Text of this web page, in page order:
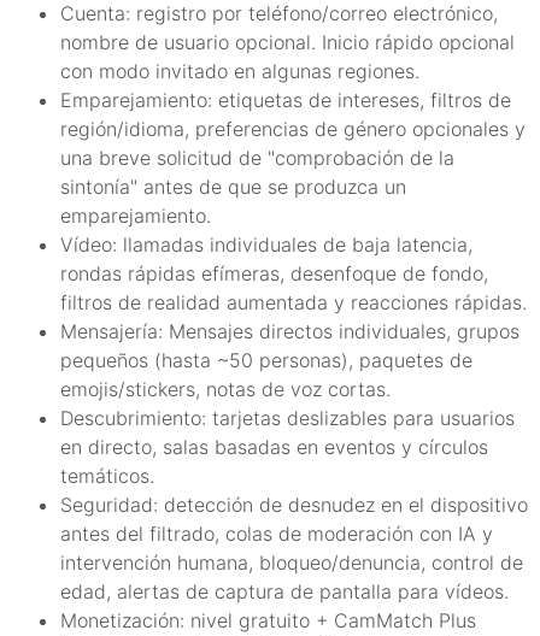
Cuenta: registro por teléfono/correo electrónico,
nombre de usuario opcional. Inicio rápido opcional
con modo invitado en algunas regiones.
Emparejamiento: etiquetas de intereses, filtros de
región/idioma, preferencias de género opcionales y
una breve solicitud de "comprobación de la
sintonía" antes de que se produzca un
emparejamiento.
Vídeo: llamadas individuales de baja latencia,
rondas rápidas efímeras, desenfoque de fondo,
filtros de realidad aumentada y reacciones rápidas.
Mensajería: Mensajes directos individuales, grupos
pequeños (hasta ~50 personas), paquetes de
emojis/stickers, notas de voz cortas.
Descubrimiento: tarjetas deslizables para usuarios
en directo, salas basadas en eventos y círculos
temáticos.
Seguridad: detección de desnudez en el dispositivo
antes del filtrado, colas de moderación con IA y
intervención humana, bloqueo/denuncia, control de
edad, alertas de captura de pantalla para vídeos.
Monetización: nivel gratuito + CamMatch Plus